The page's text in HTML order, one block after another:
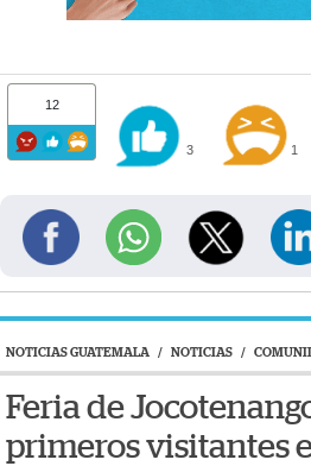
12
3 1
NOTICIAS GUATEMALA / NOTICIAS /
Feria de
primeros visitantes